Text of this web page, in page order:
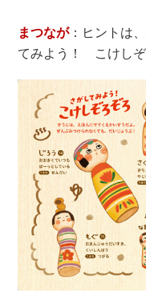
まつなが：ヒントは
てみよう！ こけしぞ